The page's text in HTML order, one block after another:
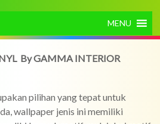
MENU
By GAMMA INTERIOR
pilihan yang tepat untuk
wallpaper jenis ini memiliki